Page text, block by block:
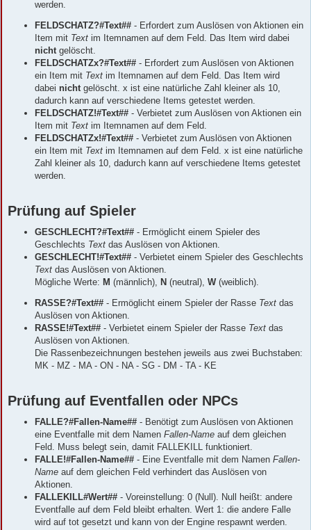
werden.
FELDSCHATZ?#Text## - Erfordert zum Auslösen von Aktionen ein
Item mit Text im Itemnamen auf dem Feld. Das Item wird dabei
nichtgelöscht.
FELDSCHATZx?#Text## - Erfordert zum Auslösen von Aktionen
ein Item mit Text im Itemnamen auf dem Feld. Das Item wird
dabei nichtgelöscht. x ist eine natürliche Zahl kleiner als 10,
dadurch kann auf verschiedene Items getestet werden.
FELDSCHATZ!#Text## - Verbietet zum Auslösen von Aktionen ein
Item mit Text im Itemnamen auf dem Feld.
FELDSCHATZx!#Text## - Verbietet zum Auslösen von Aktionen
ein Item mit Text im Itemnamen auf dem Feld. x ist eine natürliche
Zahl kleiner als 10, dadurch kann auf verschiedene Items getestet
werden.
Prüfung auf Spieler
GESCHLECHT?#Text## - Ermöglicht einem Spieler des
Geschlechts Text das Auslösen von Aktionen.
GESCHLECHT!#Text## - Verbietet einem Spieler des Geschlechts
Text das Auslösen von Aktionen.
Mögliche Werte: M (männlich), N (neutral), W(weiblich).
RASSE?#Text## - Ermöglicht einem Spieler der Rasse Text das
Auslösen von Aktionen.
RASSE!#Text## - Verbietet einem Spieler der Rasse Text das
Auslösen von Aktionen.
Die Rassenbezeichnungen bestehen jeweils aus zwei Buchstaben:
MK - MZ - MA - ON - NA - SG - DM - TA - KE
Prüfung auf Eventfallen oder NPCs
FALLE?#Fallen-Name## - Benötigt zum Auslösen von Aktionen
eine Eventfalle mit dem Namen Fallen-Name auf dem gleichen
Feld. Muss belegt sein, damit FALLEKILL funktioniert.
FALLE!#Fallen-Name## - Eine Eventfalle mit dem Namen Fallen-
Name auf dem gleichen Feld verhindert das Auslösen von
Aktionen.
FALLEKILL#Wert## - Voreinstellung: 0 (Null). Null heißt: andere
Eventfalle auf dem Feld bleibt erhalten. Wert 1: die andere Falle
wird auf tot gesetzt und kann von der Engine respawnt werden.